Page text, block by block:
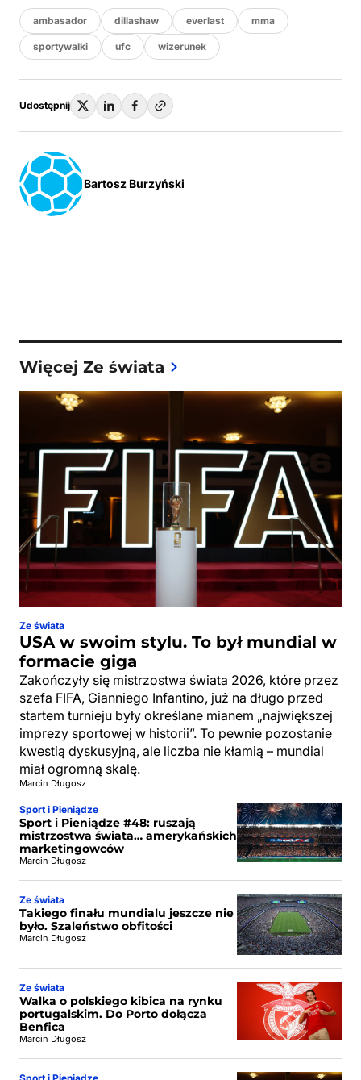
ambasador dillashaw everlast mma
sportywalki ufc wizerunek
Udostępnij
Bartosz Burzyński
Więcej Ze świata
Ze świata
USA w swoim stylu. To był mundial w
formacie giga
Zakończyły się mistrzostwa świata 2026, które przez
szefa FIFA, Gianniego Infantino, już na długo przed
startem turnieju były określane mianem „największej
imprezy sportowej w historii”. To pewnie pozostanie
kwestią dyskusyjną, ale liczba nie kłamią – mundial
miał ogromną skalę.
Marcin Długosz
Sport i Pieniądze
Sport i Pieniądze #48: ruszają
mistrzostwa świata… amerykańskich
marketingowców
Marcin Długosz
Ze świata
Takiego finału mundialu jeszcze nie
było. Szaleństwo obfitości
Marcin Długosz
Ze świata
Walka o polskiego kibica na rynku
portugalskim. Do Porto dołącza
Benfica
Marcin Długosz